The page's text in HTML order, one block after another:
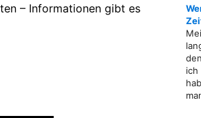
– Informationen gibt es
ich